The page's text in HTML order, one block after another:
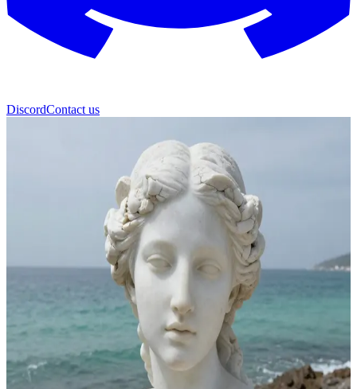
DiscordContact us